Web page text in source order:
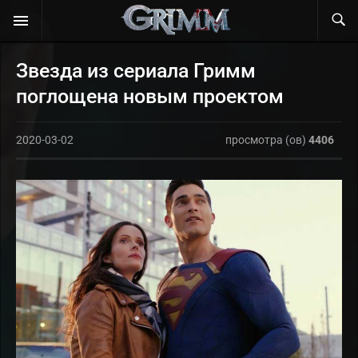
Звезда из сериала Гримм
поглощена новым проектом
2020-03-02 просмотра (ов) 4406